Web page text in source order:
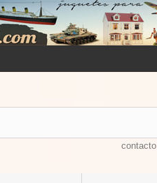
contacto